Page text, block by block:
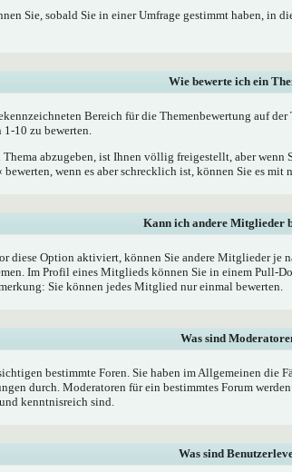
Sie, sobald Sie in einer Umfrage gestimmt haben, in
Wie bewerte ich ein
Bereich für die Themenbewertung auf
10 zu bewerten.
abzugeben, ist Ihnen völlig freigestellt, aber wenn
bewerten, wenn es aber schrecklich ist, können Sie es mit
Kann ich andere Mitglieder
diese Option aktiviert, können Sie andere Mitglieder je
Im Profil eines Mitglieds können Sie in einem Pull-
Sie können jedes Mitglied nur einmal bewerten.
Was sind
bestimmte Foren. Sie haben im Allgemeinen die
durch. Moderatoren für ein bestimmtes Forum
kenntnisreich sind.
Was sind